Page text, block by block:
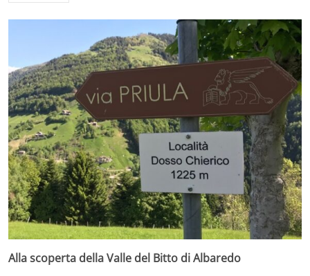
Alla scoperta della Valle del Bitto di Albaredo